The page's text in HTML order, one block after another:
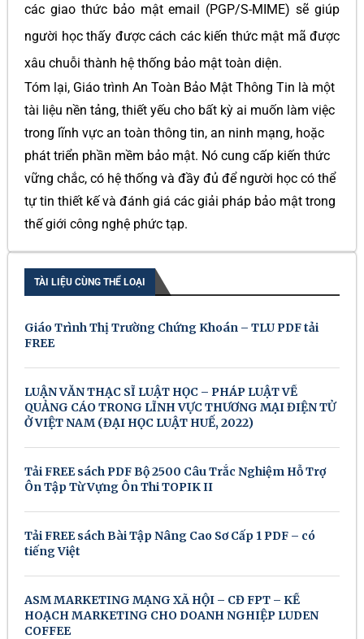
các giao thức bảo mật email (PGP/S-MIME) sẽ giúp
người học thấy được cách các kiến thức mật mã được
xâu chuỗi thành hệ thống bảo mật toàn diện.
Tóm lại, Giáo trình An Toàn Bảo Mật Thông Tin là một
tài liệu nền tảng, thiết yếu cho bất kỳ ai muốn làm việc
trong lĩnh vực an toàn thông tin, an ninh mạng, hoặc
phát triển phần mềm bảo mật. Nó cung cấp kiến thức
vững chắc, có hệ thống và đầy đủ để người học có thể
tự tin thiết kế và đánh giá các giải pháp bảo mật trong
thế giới công nghệ phức tạp.
TÀI LIỆU CÙNG THỂ LOẠI
Giáo Trình Thị Trường Chứng Khoán – TLU PDF tải
FREE
LUẬN VĂN THẠC SĨ LUẬT HỌC – PHÁP LUẬT VỀ
QUẢNG CÁO TRONG LĨNH VỰC THƯƠNG MẠI ĐIỆN TỬ
Ở VIỆT NAM (ĐẠI HỌC LUẬT HUẾ, 2022)
Tải FREE sách PDF Bộ 2500 Câu Trắc Nghiệm Hỗ Trợ
Ôn Tập Từ Vựng Ôn Thi TOPIK II
Tải FREE sách Bài Tập Nâng Cao Sơ Cấp 1 PDF – có
tiếng Việt
ASM MARKETING MẠNG XÃ HỘI – CĐ FPT – KẾ
HOẠCH MARKETING CHO DOANH NGHIỆP LUDEN
COFFEE